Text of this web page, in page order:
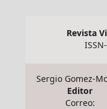
Revista
Sergio Gomez-
Editor
Correo: